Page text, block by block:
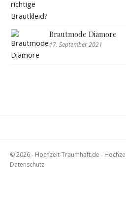
Brautmode Diamore
17. September 2021
© 2026 - Hochzeit-Traumhaft.de -
Datenschutz